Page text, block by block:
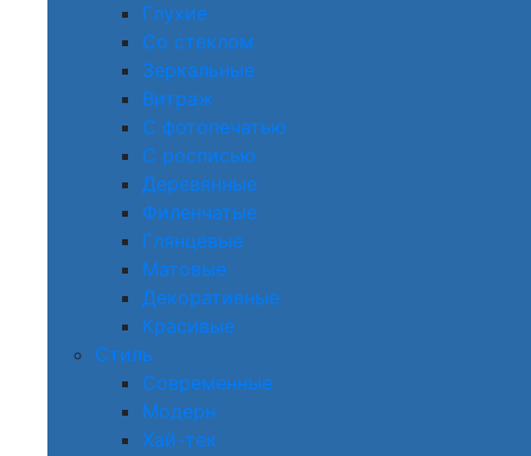
Глухие
Со стеклом
Зеркальные
Витраж
С фотопечатью
С росписью
Деревянные
Филенчатые
Глянцевые
Матовые
Декоративные
Красивые
Стиль
Современные
Модерн
Хай-тек